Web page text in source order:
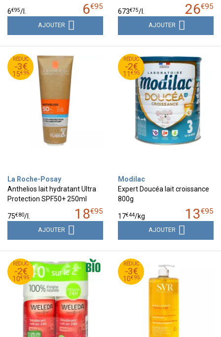
6€95
6€95/l.
AJOUTER
26€95
673€75/l.
AJOUTER
RÉDUC
-3€
15€95
18
€
95
15
€
95
La Roche-Posay
Anthelios lait hydratant Ultra
Protection SPF50+ 250ml
18€95
75€80/l.
AJOUTER
RÉDUC
-2€
11 €95
13
€
95
11
€
95
Modilac
Expert Doucéa lait croissance
800g
13€95
17€44/kg
AJOUTER
RÉDUC
-2€
10€95
12
€
95
10
€
95
RÉDUC
-3€
10€95
13
€
95
10
€
95